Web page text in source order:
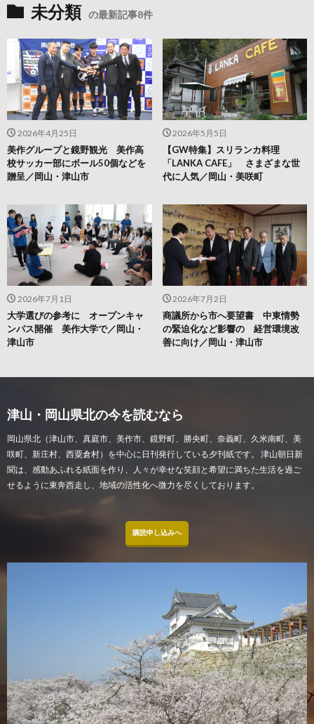
未分類 の最新記事8件
2026年7月2日
商議所から市へ要望書 中東情勢
の緊迫化など影響の 経営環境改
善に向け／岡山・津山市
2026年7月1日
大学選びの参考に オープンキャ
ンパス開催 美作大学で／岡山・
津山市
2026年5月5日
【GW特集】スリランカ料理
「LANKA CAFE」 さまざまな世
代に人気／岡山・美咲町
2026年4月25日
美作グループと鏡野観光 美作高
校サッカー部にボール50個などを
贈呈／岡山・津山市
津山・岡山県北の今を読むなら
岡山県北（津山市、真庭市、美作市、鏡野町、勝央町、奈義町、久米南町、美
咲町、新庄村、西粟倉村）を中心に日刊発行している夕刊紙です。 津山朝日新
聞は、感動あふれる紙面を作り、人々が幸せな笑顔と希望に満ちた生活を過ご
せるように東奔西走し、地域の活性化へ微力を尽くしております。
購読申し込みへ